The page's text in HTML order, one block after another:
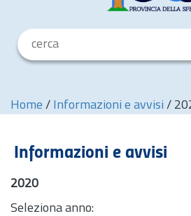
Home / Informazioni e avvisi /
Informazioni e avvisi
2020
Seleziona anno: